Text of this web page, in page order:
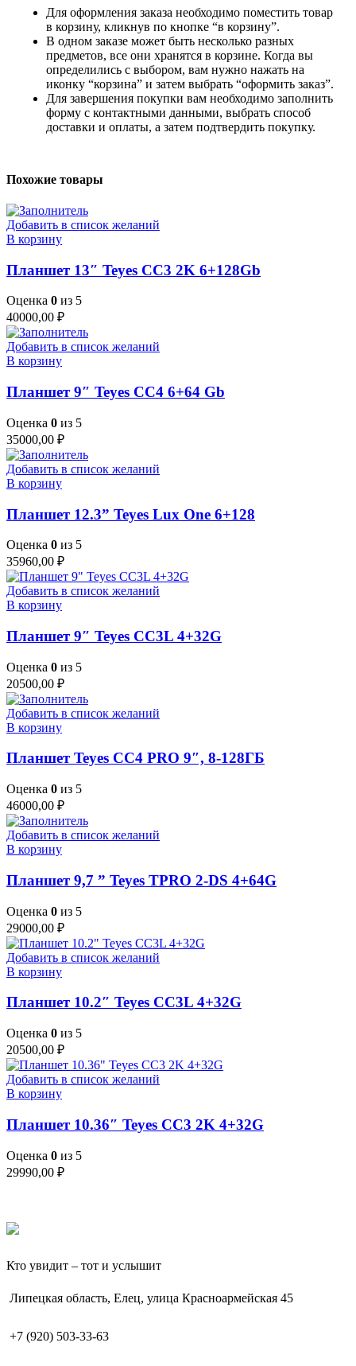
Для оформления заказа необходимо поместить товар
в корзину, кликнув по кнопке “в корзину”.
В одном заказе может быть несколько разных
предметов, все они хранятся в корзине. Когда вы
определились с выбором, вам нужно нажать на
иконку “корзина” и затем выбрать “оформить заказ”.
Для завершения покупки вам необходимо заполнить
форму с контактными данными, выбрать способ
доставки и оплаты, а затем подтвердить покупку.
Похожие товары
Добавить в список желаний
В корзину
Планшет 13″ Teyes CC3 2K 6+128Gb
Оценка 0 из 5
40000,00 ₽
Добавить в список желаний
В корзину
Планшет 9″ Teyes CC4 6+64 Gb
Оценка 0 из 5
35000,00 ₽
Добавить в список желаний
В корзину
Планшет 12.3” Teyes Lux One 6+128
Оценка 0 из 5
35960,00 ₽
Добавить в список желаний
В корзину
Планшет 9″ Teyes CC3L 4+32G
Оценка 0 из 5
20500,00 ₽
Добавить в список желаний
В корзину
Планшет Teyes СС4 PRO 9″, 8-128ГБ
Оценка 0 из 5
46000,00 ₽
Добавить в список желаний
В корзину
Планшет 9,7 ” Teyes TPRO 2-DS 4+64G
Оценка 0 из 5
29000,00 ₽
Добавить в список желаний
В корзину
Планшет 10.2″ Teyes CC3L 4+32G
Оценка 0 из 5
20500,00 ₽
Добавить в список желаний
В корзину
Планшет 10.36″ Teyes CC3 2K 4+32G
Оценка 0 из 5
29990,00 ₽
Кто увидит – тот и услышит
Липецкая область, Елец, улица Красноармейская 45
+7 (920) 503-33-63